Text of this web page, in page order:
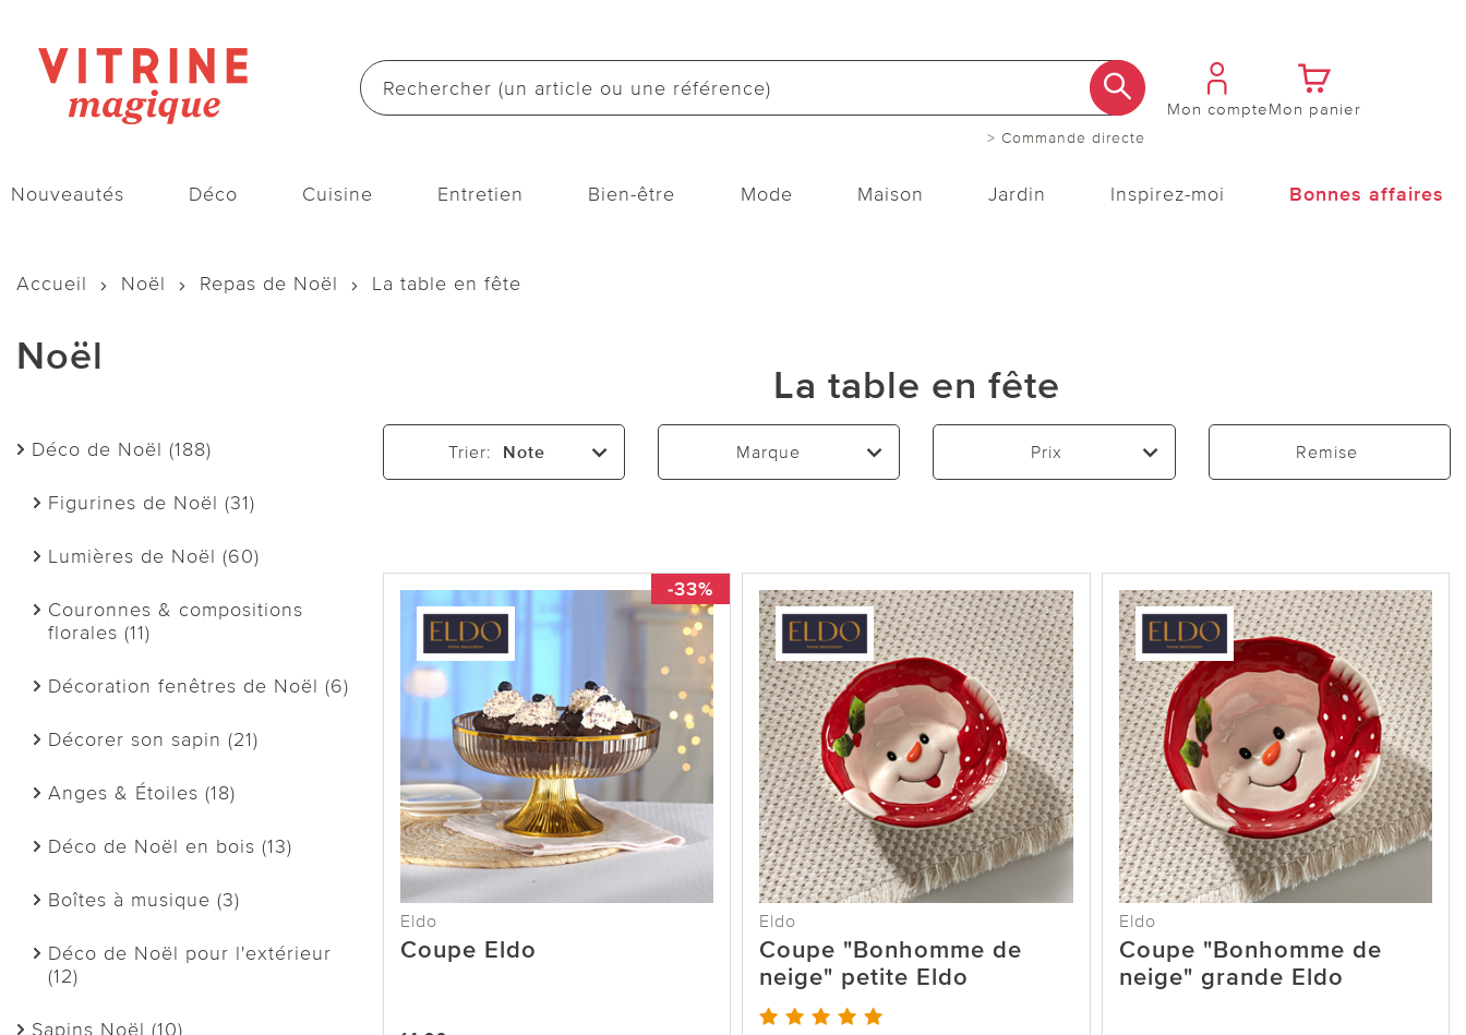
> Commande directe
Mon compteMon panier
Nouveautés Déco Cuisine Entretien Bien-être Mode Maison Jardin Inspirez-moi Bonnes affaires
Accueil Noël Repas de Noël La table en fête
Noël
Déco de Noël (188)
Figurines de Noël (31)
Lumières de Noël (60)
Couronnes & compositions
florales (11)
Décoration fenêtres de Noël (6)
Décorer son sapin (21)
Anges & Étoiles (18)
Déco de Noël en bois (13)
Boîtes à musique (3)
Déco de Noël pour l'extérieur
(12)
Sapins Noël (10)
La table en fête
Trier: Note Marque Prix Remise
-33%
Eldo
Coupe Eldo
Eldo
Coupe "Bonhomme de
neige" petite Eldo
Eldo
Coupe "Bonhomme de
neige" grande Eldo